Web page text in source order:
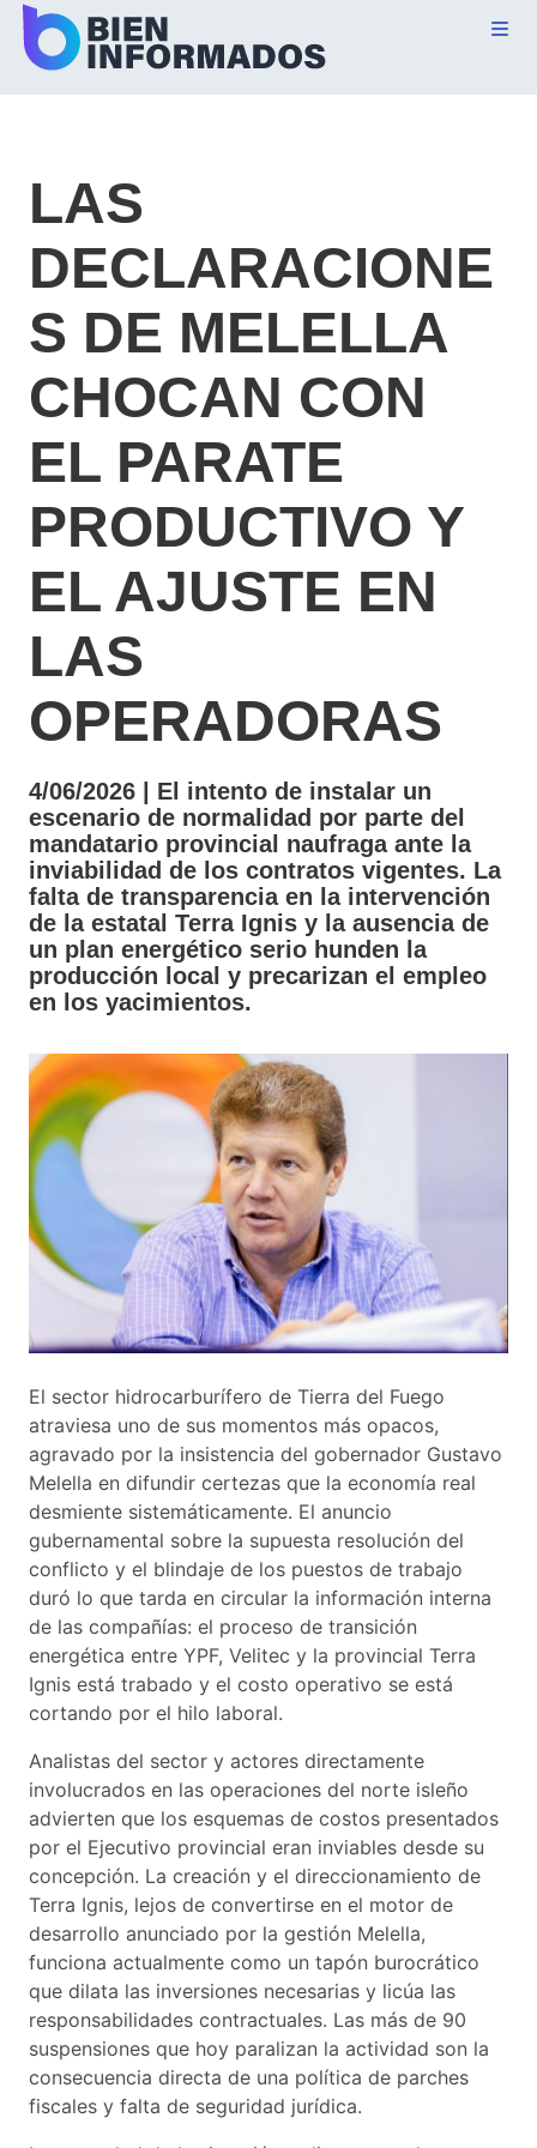
LAS
DECLARACIONE
S DE MELELLA
CHOCAN CON
EL PARATE
PRODUCTIVO Y
EL AJUSTE EN
LAS
OPERADORAS
4/06/2026 | El intento de instalar un
escenario de normalidad por parte del
mandatario provincial naufraga ante la
inviabilidad de los contratos vigentes. La
falta de transparencia en la intervención
de la estatal Terra Ignis y la ausencia de
un plan energético serio hunden la
producción local y precarizan el empleo
en los yacimientos.
El sector hidrocarburífero de Tierra del Fuego
atraviesa uno de sus momentos más opacos,
agravado por la insistencia del gobernador Gustavo
Melella en difundir certezas que la economía real
desmiente sistemáticamente. El anuncio
gubernamental sobre la supuesta resolución del
conflicto y el blindaje de los puestos de trabajo
duró lo que tarda en circular la información interna
de las compañías: el proceso de transición
energética entre YPF, Velitec y la provincial Terra
Ignis está trabado y el costo operativo se está
cortando por el hilo laboral.
Analistas del sector y actores directamente
involucrados en las operaciones del norte isleño
advierten que los esquemas de costos presentados
por el Ejecutivo provincial eran inviables desde su
concepción. La creación y el direccionamiento de
Terra Ignis, lejos de convertirse en el motor de
desarrollo anunciado por la gestión Melella,
funciona actualmente como un tapón burocrático
que dilata las inversiones necesarias y licúa las
responsabilidades contractuales. Las más de 90
suspensiones que hoy paralizan la actividad son la
consecuencia directa de una política de parches
fiscales y falta de seguridad jurídica.